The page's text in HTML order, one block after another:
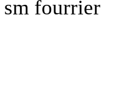
fourrier